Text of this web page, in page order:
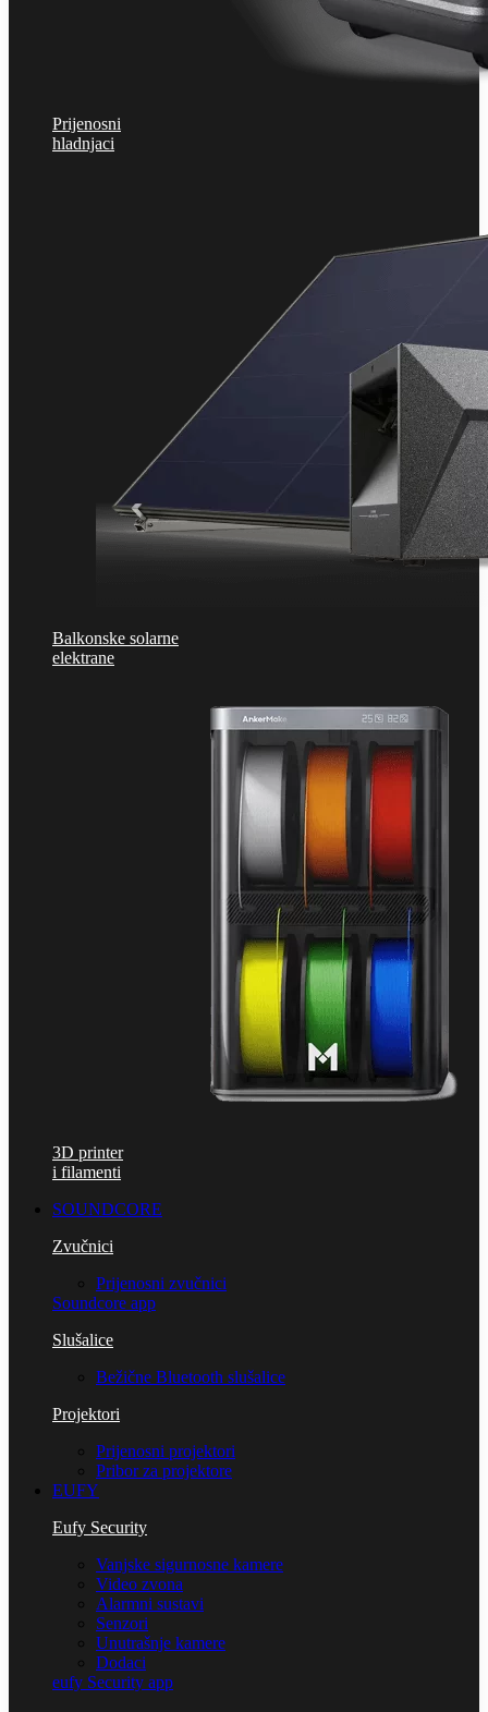
Prijenosni
hladnjaci
Balkonske solarne
elektrane
3D printer
i filamenti
SOUNDCORE
Zvučnici
Prijenosni zvučnici
Soundcore app
Slušalice
Bežične Bluetooth slušalice
Projektori
Prijenosni projektori
Pribor za projektore
EUFY
Eufy Security
Vanjske sigurnosne kamere
Video zvona
Alarmni sustavi
Senzori
Unutrašnje kamere
Dodaci
eufy Security app